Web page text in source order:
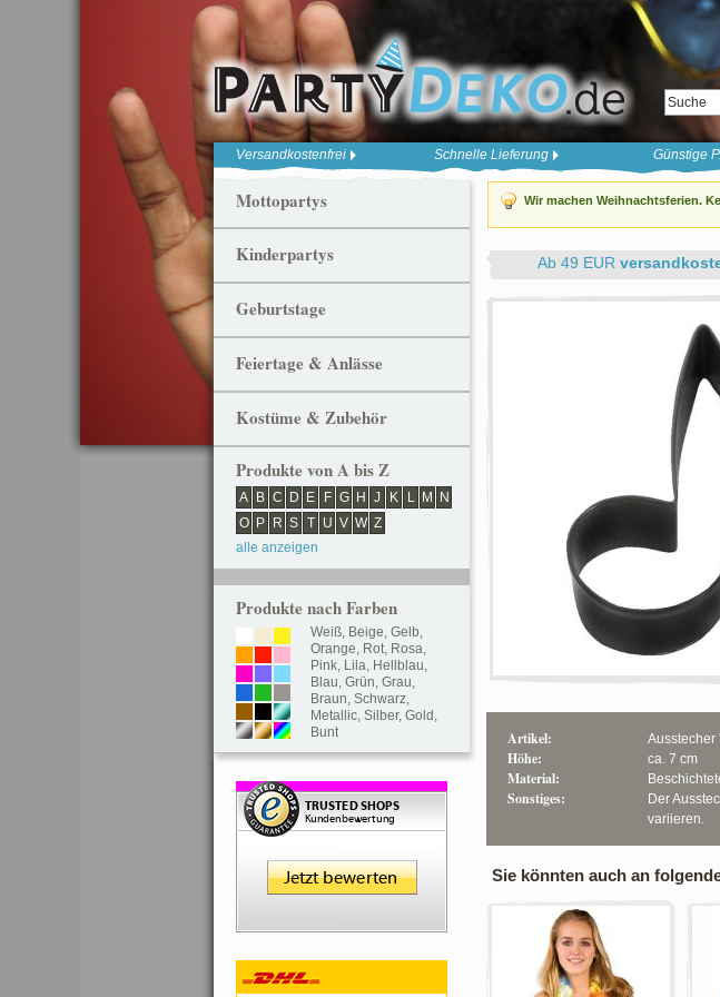
Versandkostenfrei Schnelle Lieferung Günstige
Wir machen Weihnachtsferien.
Ab 49 EUR
Artikel: Ausstecher
Höhe: ca. 7 cm
Material:
Sonstiges:
Der
variieren.
Sie könnten auch an
Mottopartys
Kinderpartys
Geburtstage
Feiertage & Anlässe
Kostüme & Zubehör
Produkte von A bis Z
A B C D E F G H J K L M
N
O
P R S T U V W Z
alle anzeigen
Produkte nach Farben
Weiß, Beige, Gelb,
Orange, Rot, Rosa,
Pink, Lila, Hellblau,
Blau, Grün, Grau,
Braun, Schwarz,
Metallic, Silber, Gold ,
Bunt